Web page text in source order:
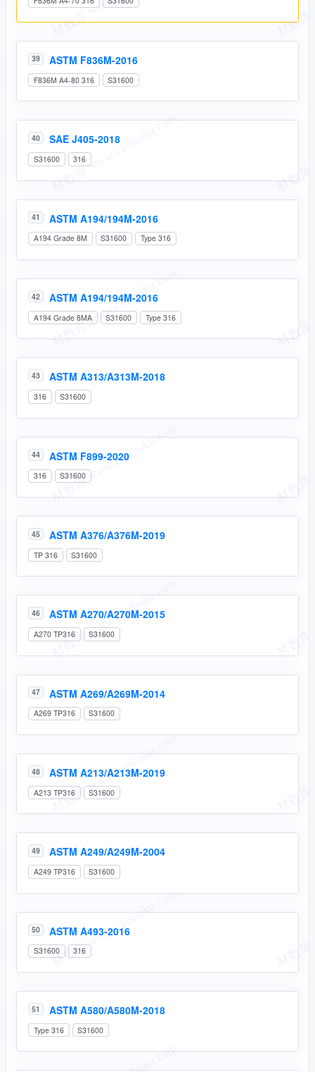
39 ASTM F836M-2016
F836M A4-80 316 S31600
40 SAE J405-2018
S31600 316
41 ASTM A194/194M-2016
A194 Grade 8M S31600 Type 316
42 ASTM A194/194M-2016
A194 Grade 8MA S31600 Type 316
43 ASTM A313/A313M-2018
316 S31600
44 ASTM F899-2020
316 S31600
45 ASTM A376/A376M-2019
TP 316 S31600
46 ASTM A270/A270M-2015
A270 TP316 S31600
47 ASTM A269/A269M-2014
A269 TP316 S31600
48 ASTM A213/A213M-2019
A213 TP316 S31600
49 ASTM A249/A249M-2004
A249 TP316 S31600
50 ASTM A493-2016
S31600 316
51 ASTM A580/A580M-2018
Type 316 S31600